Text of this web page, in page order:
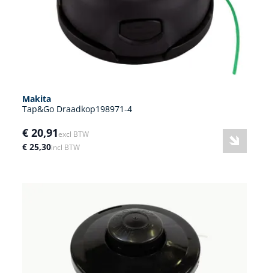
Makita
Tap&Go Draadkop198971-4
€ 20,91excl BTW
€ 25,30incl BTW